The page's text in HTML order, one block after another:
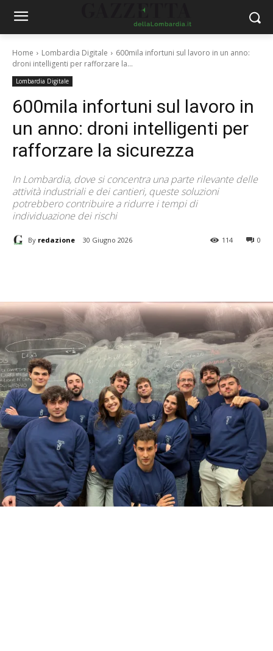
Home Lombardia Digitale
600mila infortuni sul lavoro in un anno:
droni intelligenti per rafforzare la...
Lombardia Digitale
600mila infortuni sul lavoro in
un anno: droni intelligenti per
rafforzare la sicurezza
In Lombardia, dove si concentra una parte rilevante delle
attività industriali e dei cantieri, queste soluzioni
potrebbero contribuire a ridurre i tempi di
individuazione dei rischi
By redazione 30 Giugno 2026 0
114